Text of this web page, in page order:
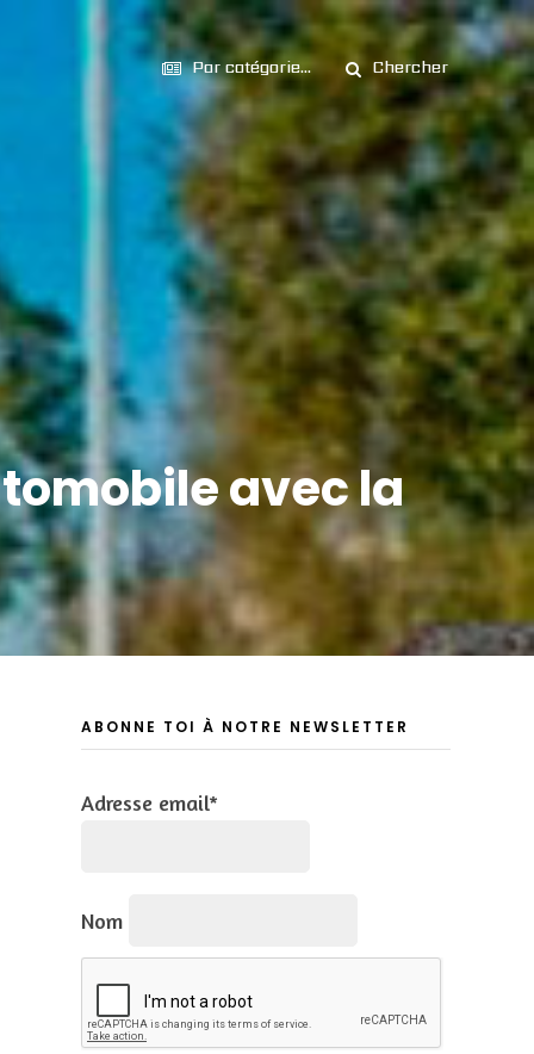
Par catégorie... Chercher
avec la
ABONNE TOI À NOTRE NEWSLETTER
Adresse email*
Nom